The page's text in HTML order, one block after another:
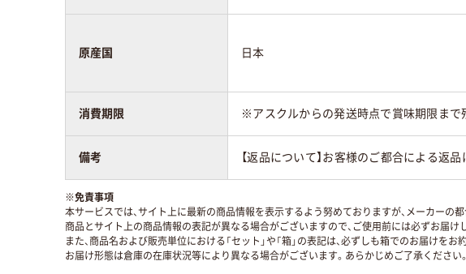
原産国 日本
消費期限 ※アスクルからの発送時点で賞味期限まで
備考 【返品について】お客様のご都合による返品
※免責事項
本サービスでは、サイト上に最新の商品情報を表示するよう努めておりますが、メーカーの都
商品とサイト上の商品情報の表記が異なる場合がございますので、ご使用前には必ずお届
また、商品名および販売単位における「セット」や「箱」の表記は、必ずしも箱でのお届けをお
お届け形態は倉庫の在庫状況等により異なる場合がございます。あらかじめご了承ください。